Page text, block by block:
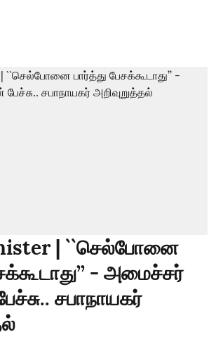
| ``செல்போனை
- அமைச்சர்
சபாநாயகர்